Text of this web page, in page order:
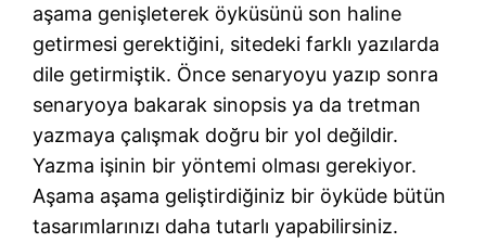
aşama genişleterek öyküsünü son haline
getirmesi gerektiğini, sitedeki farklı yazılarda
dile getirmiştik. Önce senaryoyu yazıp sonra
senaryoya bakarak sinopsis ya da tretman
yazmaya çalışmak doğru bir yol değildir.
Yazma işinin bir yöntemi olması gerekiyor.
Aşama aşama geliştirdiğiniz bir öyküde bütün
tasarımlarınızı daha tutarlı yapabilirsiniz.